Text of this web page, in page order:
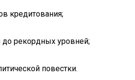
кредитования;
до рекордных уровней;
повестки.